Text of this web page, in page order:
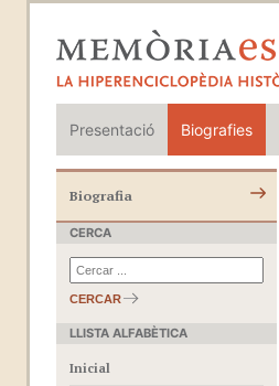
Presentació Biografies
CERCA
CERCAR
LLISTA ALFABÈTICA
Biografia
LLISTA ALFABÈTICA
Inicial